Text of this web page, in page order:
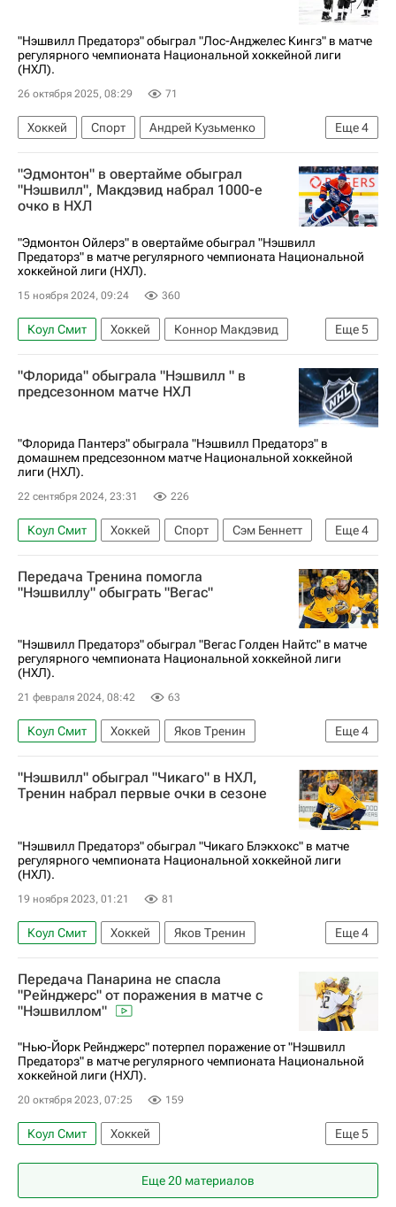
Национальная хоккейная лига (НХЛ)
"Нэшвилл Предаторз" обыграл "Лос-Анджелес Кингз" в матче
регулярного чемпионата Национальной хоккейной лиги
(НХЛ).
26 октября 2025, 08:29 71
Еще4
Хоккей Спорт
Андрей Кузьменко
Райан О'Райлли
Филип Форсберг
Нэшвилл Предаторз
Национальная хоккейная лига (НХЛ)
"Эдмонтон" в овертайме обыграл
"Нэшвилл", Макдэвид набрал 1000-е
очко в НХЛ
"Эдмонтон Ойлерз" в овертайме обыграл "Нэшвилл
Предаторз" в матче регулярного чемпионата Национальной
хоккейной лиги (НХЛ).
15 ноября 2024, 09:24 360
Еще5
Коул Смит Хоккей
Коннор Макдэвид
Дарнелл Нёрс
Эдмонтон Ойлерз
Нэшвилл Предаторз
Спорт
"Флорида" обыграла "Нэшвилл " в
предсезонном матче НХЛ
"Флорида Пантерз" обыграла "Нэшвилл Предаторз" в
домашнем предсезонном матче Национальной хоккейной
лиги (НХЛ).
22 сентября 2024, 23:31 226
Еще4
Коул Смит Хоккей Спорт
Сэм Беннетт
Расмус Асплунд
Флорида Пантерз
Нэшвилл Предаторз
Передача Тренина помогла
"Нэшвиллу" обыграть "Вегас"
"Нэшвилл Предаторз" обыграл "Вегас Голден Найтс" в матче
регулярного чемпионата Национальной хоккейной лиги
(НХЛ).
21 февраля 2024, 08:42 63
Еще4
Коул Смит Хоккей
Яков Тренин
Коди Гласс
Вегас Голден Найтс
Нэшвилл Предаторз
"Нэшвилл" обыграл "Чикаго" в НХЛ,
Тренин набрал первые очки в сезоне
"Нэшвилл Предаторз" обыграл "Чикаго Блэкхокс" в матче
регулярного чемпионата Национальной хоккейной лиги
(НХЛ).
19 ноября 2023, 01:21 81
Еще4
Коул Смит Хоккей
Яков Тренин
Нэшвилл Предаторз
Густав Нюквист
Чикаго Блэкхокс
Национальная хоккейная лига (НХЛ)
Передача Панарина не спасла
"Рейнджерс" от поражения в матче с
"Нэшвиллом"
"Нью-Йорк Рейнджерс" потерпел поражение от "Нэшвилл
Предаторз" в матче регулярного чемпионата Национальной
хоккейной лиги (НХЛ).
20 октября 2023, 07:25 159
Еще5
Коул Смит
Хоккей
Национальная хоккейная лига (НХЛ)
Артемий Панарин
Еще 20 материалов